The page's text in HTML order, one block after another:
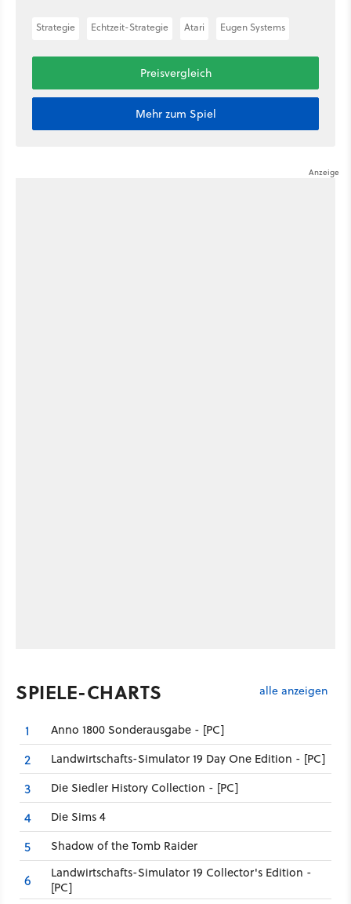
Strategie Echtzeit-Strategie Atari Eugen Systems
Preisvergleich
Mehr zum Spiel
SPIELE-CHARTS alle anzeigen
1 Anno 1800 Sonderausgabe - [PC]
2 Landwirtschafts-Simulator 19 Day One Edition - [PC]
3 Die Siedler History Collection - [PC]
4 Die Sims 4
5 Shadow of the Tomb Raider
6
Landwirtschafts-Simulator 19 Collector's Edition -
[PC]